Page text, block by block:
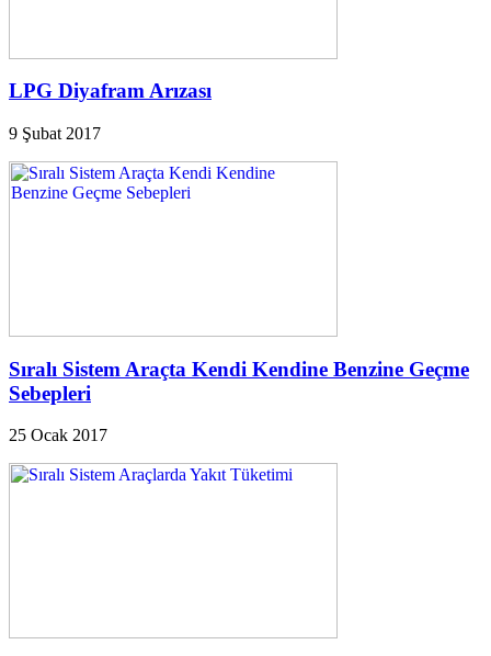
LPG Diyafram Arızası
9 Şubat 2017
Sıralı Sistem Araçta Kendi Kendine Benzine Geçme
Sebepleri
25 Ocak 2017